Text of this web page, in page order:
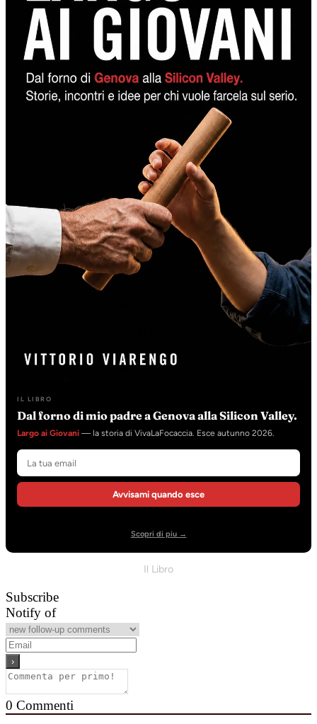
IL LIBRO
Dal forno di mio padre a Genova alla Silicon Valley.
Largo ai Giovani — la storia di VivaLaFocaccia. Esce autunno 2026.
Avvisami quando esce
Scopri di piu →
Il Libro
Subscribe
Notify of
0 Commenti